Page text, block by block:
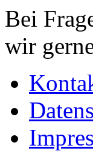
Bei
wir